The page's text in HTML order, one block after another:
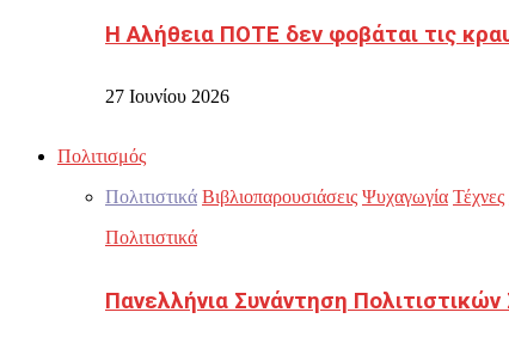
Η Αλήθεια ΠΟΤΕ δεν φοβάται τις
27 Ιουνίου 2026
Πολιτισμός
Πολιτιστικά Βιβλιοπαρουσιάσεις Ψυχαγωγία Τέχνες
Πολιτιστικά
Πανελλήνια Συνάντηση